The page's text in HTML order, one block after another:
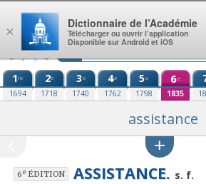
Aller au contenu
1re
1694
2e
1718
3e
1740
4e
1762
5e
1798
6e
1835
assistance
6eÉDITION ASSISTANCE. s. f.
×
Dictionnaire de l’Académie
Télécharger ou ouvrir l’application
Disponible sur Android et iOS